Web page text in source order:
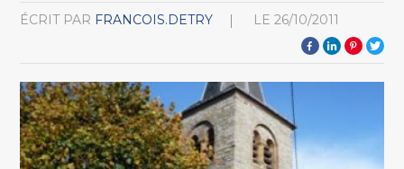
ÉCRIT PAR FRANCOIS.DETRY LE 26/10/2011